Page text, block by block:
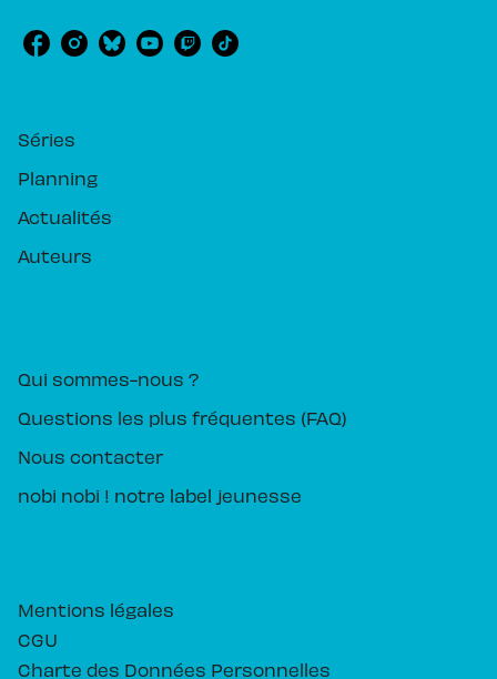
Séries
Planning
Actualités
Auteurs
Qui sommes-nous ?
Questions les plus fréquentes (FAQ)
Nous contacter
nobi nobi ! notre label jeunesse
Mentions légales
CGU
Charte des Données Personnelles